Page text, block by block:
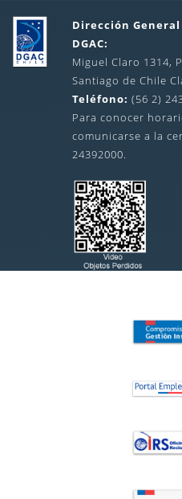
Dirección
DGAC:
Miguel Claro 1314,
Santiago de Chile
Teléfono: (56 2)
Para conocer
comunicarse a la
24392000.